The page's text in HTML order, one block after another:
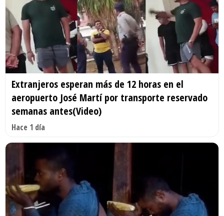
Extranjeros esperan más de 12 horas en el
aeropuerto José Martí por transporte reservado
semanas antes(Video)
Hace 1 día